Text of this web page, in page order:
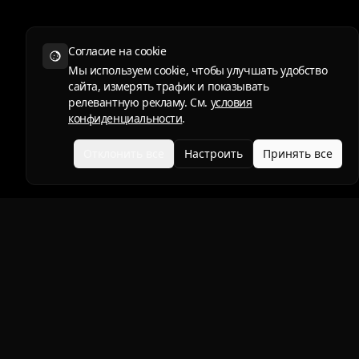
Согласие на cookie
Мы используем cookie, чтобы улучшать удобство
сайта, измерять трафик и показывать
релевантную рекламу. См. условия
конфиденциальности.
Настроить Принять все